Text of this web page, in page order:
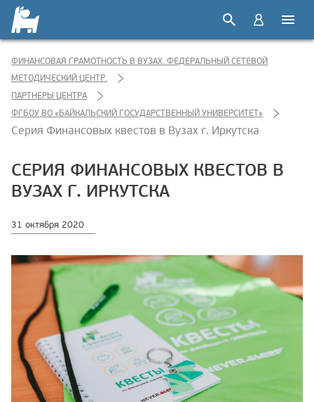
ФИНАНСОВАЯ ГРАМОТНОСТЬ В ВУЗАХ. ФЕДЕРАЛЬНЫЙ СЕТЕВОЙ
МЕТОДИЧЕСКИЙ ЦЕНТР.
ПАРТНЕРЫ ЦЕНТРА
ФГБОУ ВО «БАЙКАЛЬСКИЙ ГОСУДАРСТВЕННЫЙ УНИВЕРСИТЕТ»
Серия Финансовых квестов в Вузах г. Иркутска
СЕРИЯ ФИНАНСОВЫХ КВЕСТОВ В
ВУЗАХ Г. ИРКУТСКА
31 октября 2020